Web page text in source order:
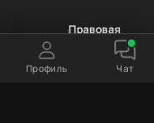
Профиль Чат
Правовая
информация